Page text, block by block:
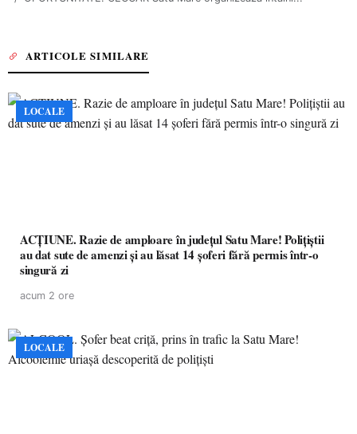
ARTICOLE SIMILARE
LOCALE
ACȚIUNE. Razie de amploare în județul Satu Mare! Polițiștii
au dat sute de amenzi și au lăsat 14 șoferi fără permis într-o
singură zi
acum 2 ore
LOCALE